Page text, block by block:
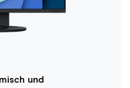
und